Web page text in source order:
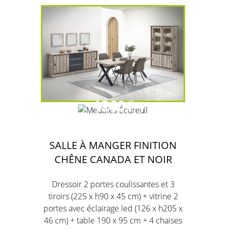
1260€
SALLE À MANGER FINITION
CHÊNE CANADA ET NOIR
Dressoir 2 portes coulissantes et 3
tiroirs (225 x h90 x 45 cm) + vitrine 2
portes avec éclairage led (126 x h205 x
46 cm) + table 190 x 95 cm + 4 chaises